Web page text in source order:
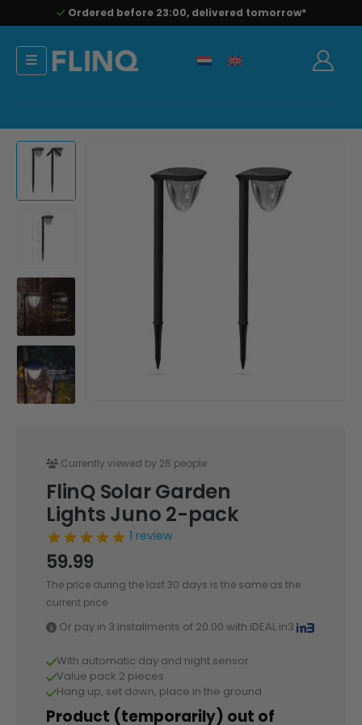
Ordered before 23:00, delivered tomorrow*
Currently viewed by 26 people
FlinQ Solar Garden
Lights Juno 2-pack
1 review
59.99
The price during the last 30 days is the same as the
current price
Or pay in 3 installments of 20.00 with iDEAL in3
With automatic day and night sensor
Value pack 2 pieces
Hang up, set down, place in the ground
Product (temporarily) out of